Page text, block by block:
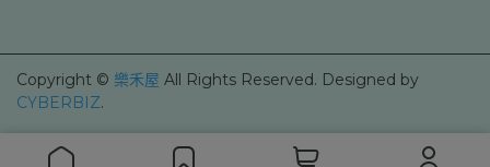
Copyright © 樂禾屋 All Rights Reserved. Designed by
CYBERBIZ.